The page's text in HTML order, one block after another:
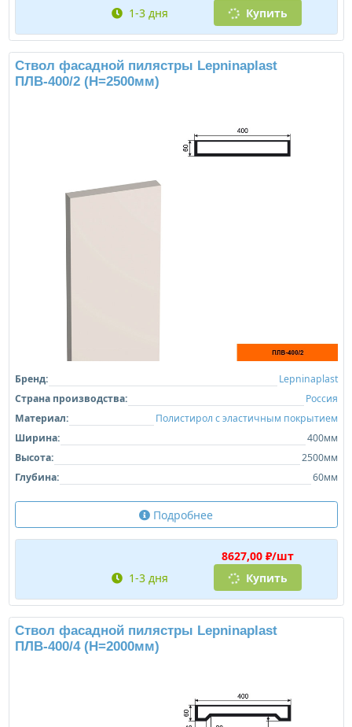
1-3 дня
Купить
Ствол фасадной пилястры Lepninaplast
ПЛВ-400/2 (H=2500мм)
Бренд:
Lepninaplast
Страна производства:
Россия
Материал:
Полистирол с эластичным покрытием
Ширина:
400мм
Высота:
2500мм
Глубина:
60мм
Подробнее
8627,00 ₽/шт
1-3 дня
Купить
Ствол фасадной пилястры Lepninaplast
ПЛВ-400/4 (H=2000мм)